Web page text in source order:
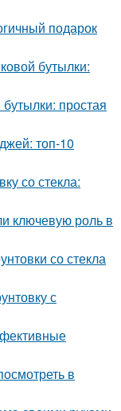
подарок
бутылки:
простая
топ-10
со стекла:
ключевую роль в
со стекла
с
в